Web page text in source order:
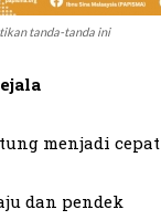
tanda-tanda ini
menjadi cepat
dan pendek